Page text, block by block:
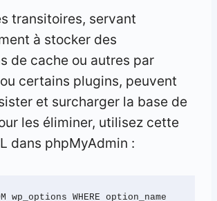
transitoires, servant
à stocker des
de cache ou autres par
certains plugins, peuvent
et surcharger la base de
les éliminer, utilisez cette
dans phpMyAdmin :
wp_options WHERE option_name